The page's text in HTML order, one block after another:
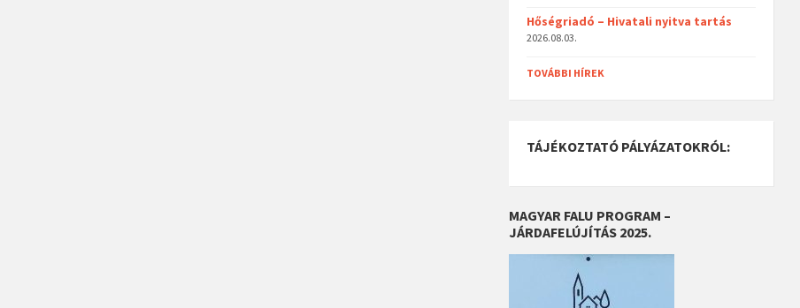
Hőségriadó – Hivatali nyitva tartás
2026.08.03.
TOVÁBBI HÍREK
TÁJÉKOZTATÓ PÁLYÁZATOKRÓL:
MAGYAR FALU PROGRAM –
JÁRDAFELÚJÍTÁS 2025.